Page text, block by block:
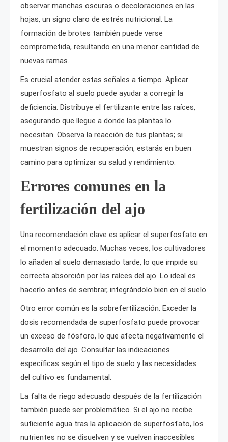
observar manchas oscuras o decoloraciones en las
hojas, un signo claro de estrés nutricional. La
formación de brotes también puede verse
comprometida, resultando en una menor cantidad de
nuevas ramas.
Es crucial atender estas señales a tiempo. Aplicar
superfosfato al suelo puede ayudar a corregir la
deficiencia. Distribuye el fertilizante entre las raíces,
asegurando que llegue a donde las plantas lo
necesitan. Observa la reacción de tus plantas; si
muestran signos de recuperación, estarás en buen
camino para optimizar su salud y rendimiento.
Errores comunes en la
fertilización del ajo
Una recomendación clave es aplicar el superfosfato en
el momento adecuado. Muchas veces, los cultivadores
lo añaden al suelo demasiado tarde, lo que impide su
correcta absorción por las raíces del ajo. Lo ideal es
hacerlo antes de sembrar, integrándolo bien en el suelo.
Otro error común es la sobrefertilización. Exceder la
dosis recomendada de superfosfato puede provocar
un exceso de fósforo, lo que afecta negativamente el
desarrollo del ajo. Consultar las indicaciones
específicas según el tipo de suelo y las necesidades
del cultivo es fundamental.
La falta de riego adecuado después de la fertilización
también puede ser problemático. Si el ajo no recibe
suficiente agua tras la aplicación de superfosfato, los
nutrientes no se disuelven y se vuelven inaccesibles